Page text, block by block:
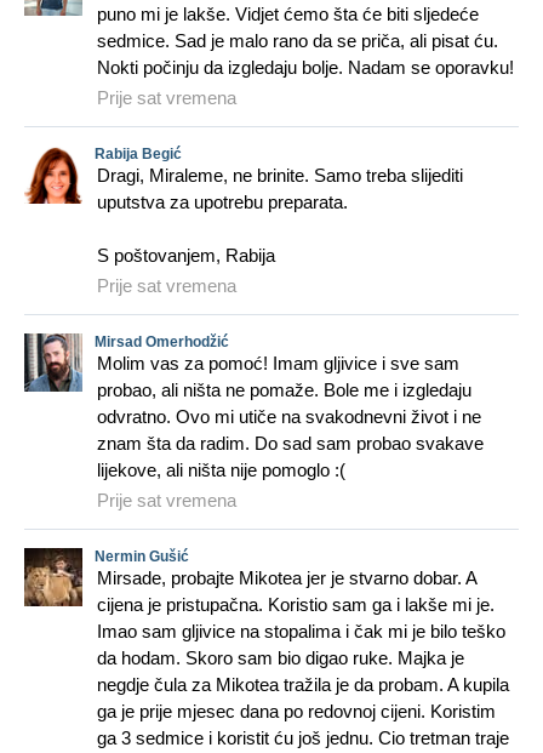
puno mi je lakše. Vidjet ćemo šta će biti sljedeće
sedmice. Sad je malo rano da se priča, ali pisat ću.
Nokti počinju da izgledaju bolje. Nadam se oporavku!
Prije sat vremena
Rabija Begić
Dragi, Miraleme, ne brinite. Samo treba slijediti
uputstva za upotrebu preparata.
S poštovanjem, Rabija
Prije sat vremena
Mirsad Omerhodžić
Molim vas za pomoć! Imam gljivice i sve sam
probao, ali ništa ne pomaže. Bole me i izgledaju
odvratno. Ovo mi utiče na svakodnevni život i ne
znam šta da radim. Do sad sam probao svakave
lijekove, ali ništa nije pomoglo :(
Prije sat vremena
Nermin Gušić
Mirsade, probajte Mikotea jer je stvarno dobar. A
cijena je pristupačna. Koristio sam ga i lakše mi je.
Imao sam gljivice na stopalima i čak mi je bilo teško
da hodam. Skoro sam bio digao ruke. Majka je
negdje čula za Mikotea tražila je da probam. A kupila
ga je prije mjesec dana po redovnoj cijeni. Koristim
ga 3 sedmice i koristit ću još jednu. Cio tretman traje